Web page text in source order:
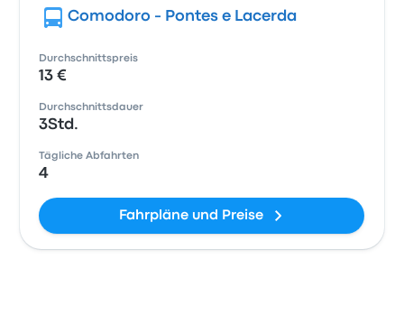
Comodoro - Pontes e Lacerda
Durchschnittspreis
13 €
Durchschnittsdauer
3Std.
Tägliche Abfahrten
4
Fahrpläne und Preise